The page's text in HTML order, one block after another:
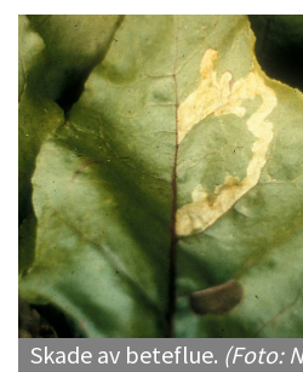
Skade av beteflue. (Foto: